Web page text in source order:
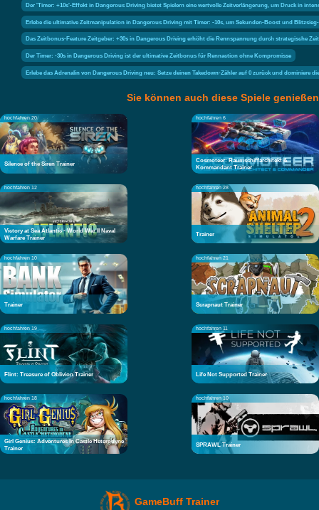
Der 'Timer: +10s'-Effekt in Dangerous Driving bietet Spielern eine wertvolle Zeitverlängerung, um Druck in
Erlebe die ultimative Zeitmanipulation in Dangerous Driving mit Timer: -10s, um Sekunden-Boost und
Das Zeitbonus-Feature Zeitgeber: +30s in Dangerous Driving erhöht die Rennspannung durch strategische
Der Timer: -30s in Dangerous Driving ist der ultimative Zeitbonus für Rennaction ohne Kompromisse
Erlebe das Adrenalin von Dangerous Driving neu: Setze deinen Takedown-Zähler auf 0 zurück und dominiere
Sie können auch diese Spiele genießen
hochfahren 20
Silence of the Siren Trainer
hochfahren 6
Cosmoteer: Raumschiffarchitekt &
Kommandant Trainer
hochfahren 12
Victory at Sea Atlantic - World War II Naval
Warfare Trainer
hochfahren 28
Trainer
hochfahren 10
Trainer
hochfahren 21
Scrapnaut Trainer
hochfahren 19
Flint: Treasure of Oblivion Trainer
hochfahren 11
Life Not Supported Trainer
hochfahren 18
Girl Genius: Adventures In Castle Heterodyne
Trainer
hochfahren 10
SPRAWL Trainer
GameBuff Trainer